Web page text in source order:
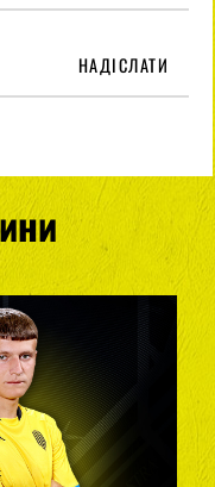
НАДІСЛАТИ